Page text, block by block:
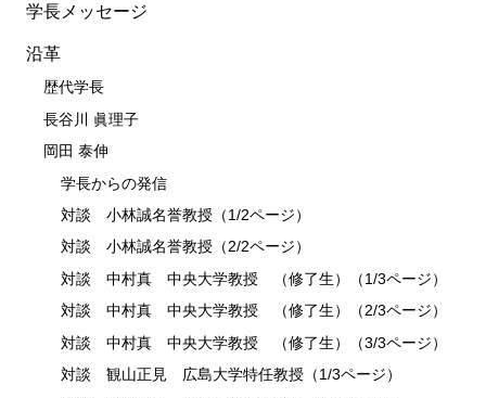
学長メッセージ
沿革
歴代学長
長谷川 眞理子
岡田 泰伸
学長からの発信
対談 小林誠名誉教授（1/2ページ）
対談 小林誠名誉教授（2/2ページ）
対談 中村真 中央大学教授 （修了生）（1/3ページ）
対談 中村真 中央大学教授 （修了生）（2/3ページ）
対談 中村真 中央大学教授 （修了生）（3/3ページ）
対談 観山正見 広島大学特任教授（1/3ページ）